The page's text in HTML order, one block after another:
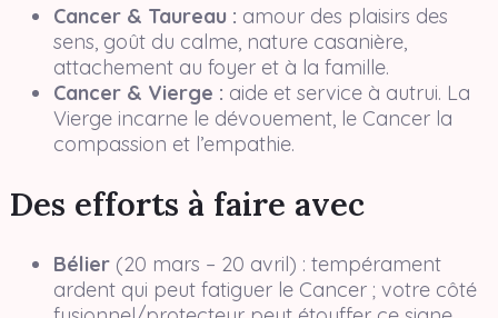
Cancer & Taureau : amour des plaisirs des
sens, goût du calme, nature casanière,
attachement au foyer et à la famille.
Cancer & Vierge : aide et service à autrui. La
Vierge incarne le dévouement, le Cancer la
compassion et l’empathie.
Des efforts à faire avec
Bélier (20 mars – 20 avril) : tempérament
ardent qui peut fatiguer le Cancer ; votre côté